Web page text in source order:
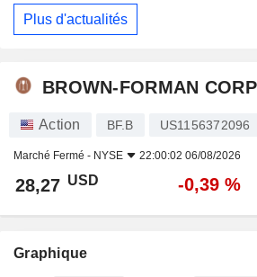
Plus d'actualités
BROWN-FORMAN
Action BF.B US1156372096
Marché Fermé - NYSE 22:00:02 06/08/2026
28,27 USD -0,39 %
Graphique